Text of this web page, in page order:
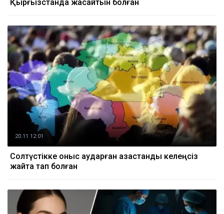
Қырғызстанда жасайтын болған
20.11 12:01
Солтүстікке қоныс аударған қазақстандық келеңсіз
жайтқа тап болған